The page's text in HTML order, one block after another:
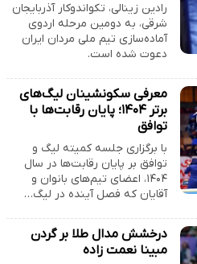
رادین زینالی، تکواندوکار آذربایجان
شرقی، به دومین مرحله اردوی
آماده‌سازی تیم ملی مردان ایران
دعوت شده است.
معرفی سکونشینان لیگ‌های
برتر ۱۴۰۴؛ پایان رقابت‌ها با
توافق
با برگزاری جلسه کمیته لیگ و
توافق بر پایان رقابت‌ها در سال
۱۴۰۴، اعضای تیم‌های بانوان و
آقایان که فصل آینده در لیگ…
درخشش مدال طلا بر گردن
مبینا نعمت زاده